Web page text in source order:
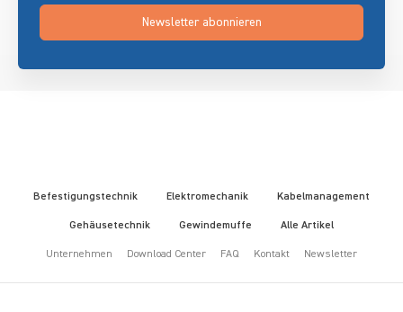
Newsletter abonnieren
Befestigungstechnik Elektromechanik Kabelmanagement
Gehäusetechnik Gewindemuffe Alle Artikel
Unternehmen Download Center FAQ Kontakt Newsletter